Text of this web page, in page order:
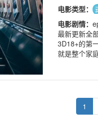
电影类型：
电影剧情：
最新更新全
3D18+的第
就是整个家
1